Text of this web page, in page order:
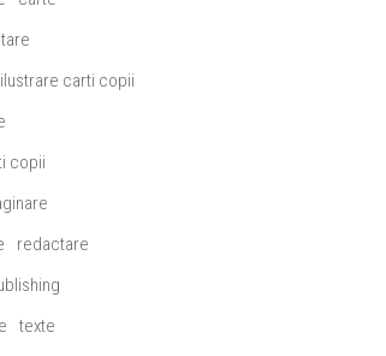
ilustrare carti copii
copii
redactare
texte